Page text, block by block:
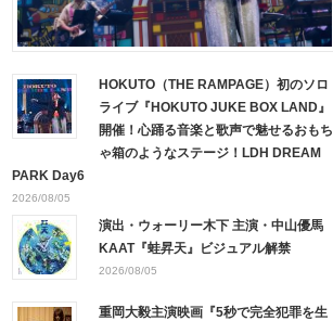
HOKUTO（THE RAMPAGE）初のソロ
ライブ『HOKUTO JUKE BOX LAND』
開催！心踊る音楽と歌声で魅せるおもち
ゃ箱のようなステージ！LDH DREAM
PARK Day6
2026/08/05
演出・ウォーリー木下 主演・中山優馬
KAAT『蛙昇天』ビジュアル解禁
2026/08/05
重岡大毅主演映画『5秒で完全犯罪を生